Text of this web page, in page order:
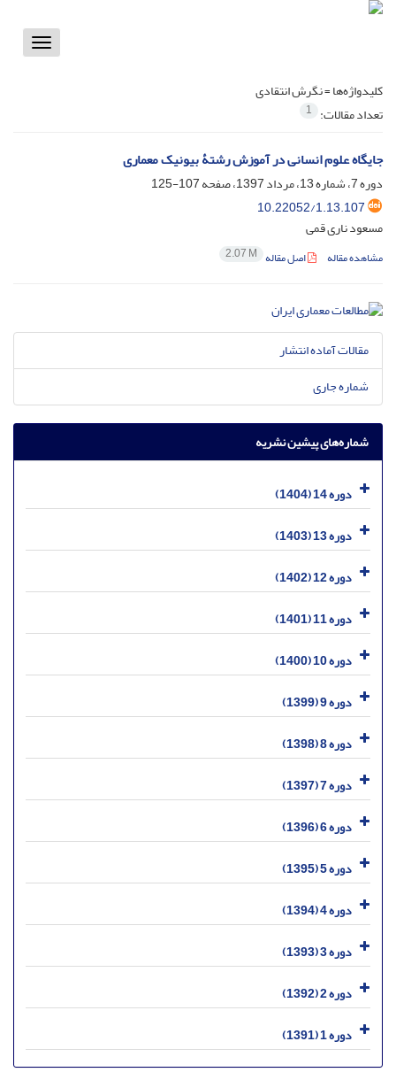
Toggle
کلیدواژه‌ها =نگرش انتقادی
تعداد مقالات: 1
جایگاه علوم انسانی در آموزش رشتۀ بیونیک معماری
دوره 7، شماره 13، مرداد 1397، صفحه
107-125
10.22052/1.13.107
مسعود ناری قمی
مشاهده مقاله اصل مقاله 2.07 M
مقالات آماده انتشار
شماره جاری
شماره‌های پیشین نشریه
دوره 14 (1404)
دوره 13 (1403)
دوره 12 (1402)
دوره 11 (1401)
دوره 10 (1400)
دوره 9 (1399)
دوره 8 (1398)
دوره 7 (1397)
دوره 6 (1396)
دوره 5 (1395)
دوره 4 (1394)
دوره 3 (1393)
دوره 2 (1392)
دوره 1 (1391)